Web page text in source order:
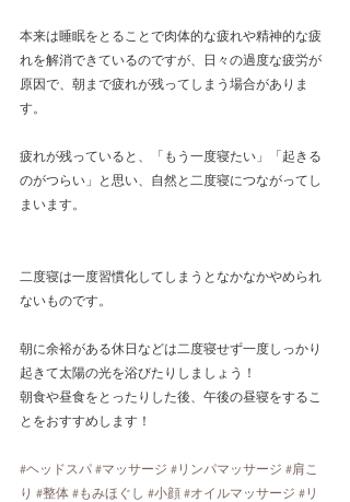
本来は睡眠をとることで肉体的な疲れや精神的な疲
れを解消できているのですが、日々の過度な疲労が
原因で、朝まで疲れが残ってしまう場合がありま
す。
疲れが残っていると、「もう一度寝たい」「起きる
のがつらい」と思い、自然と二度寝につながってし
まいます。
二度寝は一度習慣化してしまうとなかなかやめられ
ないものです。
朝に余裕がある休日などは二度寝せず一度しっかり
起きて太陽の光を浴びたりしましょう！
朝食や昼食をとったりした後、午後の昼寝をするこ
とをおすすめします！
#ヘッドスパ #マッサージ #リンパマッサージ #肩こ
り #整体 #もみほぐし #小顔 #オイルマッサージ #リ